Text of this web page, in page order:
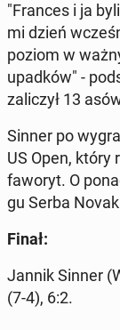
"Frances i ja
mi dzień
poziom w
upadków" -
za­li­czył 13
Sinner po
US Open, który
faworyt. O
gu Serba
Finał:
Jannik Sinner
(7-4), 6:2.